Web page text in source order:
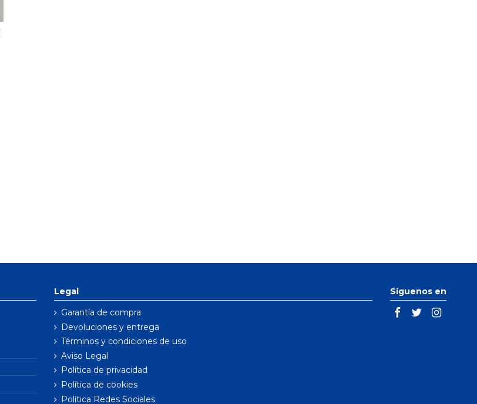
Legal
Garantía de compra
Devoluciones y entrega
Términos y condiciones de uso
Aviso Legal
Política de privacidad
Política de cookies
Política Redes Sociales
Síguenos en